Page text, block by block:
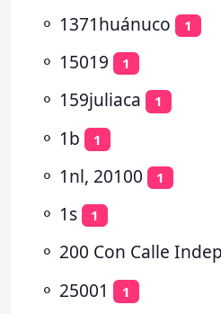
⚬ 1371huánuco 1
⚬ 15019 1
⚬ 159juliaca 1
⚬ 1b 1
⚬ 1nl, 20100 1
⚬ 1s 1
⚬ 200 Con Calle
⚬ 25001 1